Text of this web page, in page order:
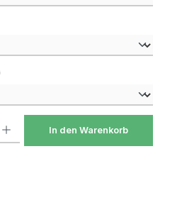
auswählen
In den Warenkorb